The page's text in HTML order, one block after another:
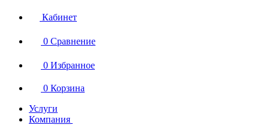
Кабинет
0 Сравнение
0 Избранное
0 Корзина
Услуги
Компания